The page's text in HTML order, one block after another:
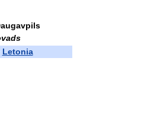
Letonia